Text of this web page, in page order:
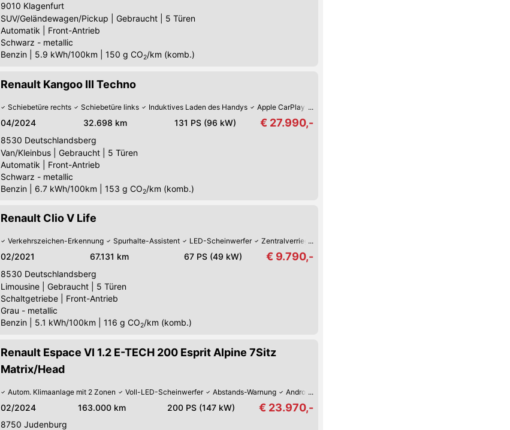
9010 Klagenfurt
SUV/Geländewagen/Pickup
Gebraucht
5 Türen
Automatik
Front-Antrieb
Schwarz - metallic
Benzin
5.9 kWh/100km 150 g CO2/km (komb.)
Renault Kangoo III Techno
Schiebetüre rechts Schiebetüre links Induktives Laden des Handys Apple CarPlay
04/2024 32.698 km 131 PS (96 kW) € 27.990,-
8530 Deutschlandsberg
Van/Kleinbus
Gebraucht
5 Türen
Automatik
Front-Antrieb
Schwarz - metallic
Benzin
6.7 kWh/100km 153 g CO2/km (komb.)
Renault Clio V Life
Verkehrszeichen-Erkennung Spurhalte-Assistent LED-Scheinwerfer Zentralverriegelung mit Fernbedienung
02/2021 67.131 km 67 PS (49 kW) € 9.790,-
8530 Deutschlandsberg
Limousine
Gebraucht
5 Türen
Schaltgetriebe
Front-Antrieb
Grau - metallic
Benzin
5.1 kWh/100km 116 g CO2/km (komb.)
Renault Espace VI 1.2 E-TECH 200 Esprit Alpine 7Sitz
Matrix/Head
Autom. Klimaanlage mit 2 Zonen Voll-LED-Scheinwerfer Abstands-Warnung Android Auto
02/2024 163.000 km 200 PS (147 kW) € 23.970,-
8750 Judenburg